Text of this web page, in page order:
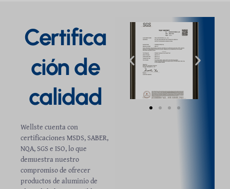
Certifica
ción de
calidad
Wellste cuenta con
certificaciones MSDS, SABER,
NQA, SGS e ISO, lo que
demuestra nuestro
compromiso de ofrecer
productos de aluminio de